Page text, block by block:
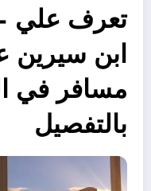
تعرف علي
ابن سيرين
مسافر في
بالتفصيل